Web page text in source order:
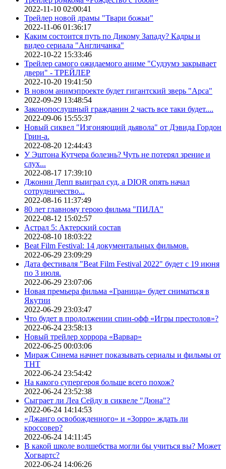
2022-11-10 02:00:41
Трейлер новой драмы "Твари божьи"
2022-11-06 01:36:17
Каким состоится путь по Дикому Западу? Кадры и
видео сериала "Англичанка"
2022-10-22 15:33:46
Трейлер самого ожидаемого аниме "Судзумэ закрывает
двери" - ТРЕЙЛЕР
2022-10-20 19:41:50
В новом анимэпроекте будет гигантский зверь "Арса"
2022-09-29 13:48:54
Законопослушный гражданин 2 часть все таки будет....
2022-09-06 15:55:37
Новый сиквел "Изгоняющий дьявола" от Дэвида Гордон
Грин-а.
2022-08-20 12:44:43
У Эштона Кутчера болезнь? Чуть не потерял зрение и
слух...
2022-08-17 17:39:10
Джонни Депп выиграл суд, а DIOR опять начал
сотрудничество...
2022-08-16 11:37:49
80 лет главному герою фильма "ПИЛА"
2022-08-12 15:02:57
Астрал 5: Актерский состав
2022-08-10 18:03:22
Beat Film Festival: 14 документальных фильмов.
2022-06-29 23:09:29
Дата фестиваля "Beat Film Festival 2022" будет с 19 июня
по 3 июля.
2022-06-29 23:07:06
Новая премьера фильма «Граница» будет сниматься в
Якутии
2022-06-29 23:03:47
Что будет в продолжении спин-офф «Игры престолов»?
2022-06-24 23:58:13
Новый трейлер хоррора «Варвар»
2022-06-25 00:03:06
Мираж Синема начнет показывать сериалы и фильмы от
ТНТ
2022-06-24 23:54:42
На какого супергероя больше всего похож?
2022-06-24 23:52:38
Сыграет ли Леа Сейду в сиквеле "Дюна"?
2022-06-24 14:14:53
«Джанго освобожденного» и «Зорро» ждать ли
кроссовер?
2022-06-24 14:11:45
В какой школе волшебства могли бы учиться вы? Может
Хогвартс?
2022-06-24 14:06:26